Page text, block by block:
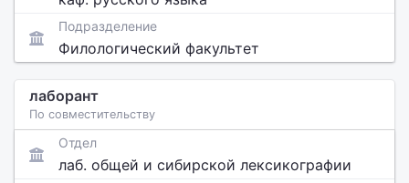
Подразделение
Филологический факультет
лаборант
По совместительству
Отдел
лаб. общей и сибирской лексикографии